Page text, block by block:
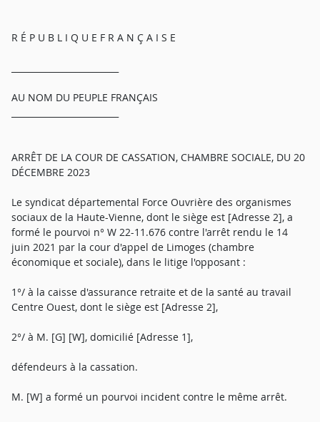
R É P U B L I Q U E F R A N Ç A I S E
AU NOM DU PEUPLE FRANÇAIS
ARRÊT DE LA COUR DE CASSATION, CHAMBRE SOCIALE, DU 20
DÉCEMBRE 2023
Le syndicat départemental Force Ouvrière des organismes
sociaux de la Haute-Vienne, dont le siège est [Adresse 2], a
formé le pourvoi n° W 22-11.676 contre l'arrêt rendu le 14
juin 2021 par la cour d'appel de Limoges (chambre
économique et sociale), dans le litige l'opposant :
1°/ à la caisse d'assurance retraite et de la santé au travail
Centre Ouest, dont le siège est [Adresse 2],
2°/ à M. [G] [W], domicilié [Adresse 1],
défendeurs à la cassation.
M. [W] a formé un pourvoi incident contre le même arrêt.